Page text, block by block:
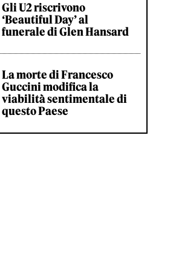
Gli U2 riscrivono
‘Beautiful Day’ al
funerale di Glen Hansard
La morte di Francesco
Guccini modifica la
viabilità sentimentale di
questo Paese